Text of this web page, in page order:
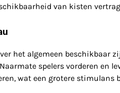
van kisten
het algemeen beschikbaar
spelers vorderen
wat een grotere stimulans